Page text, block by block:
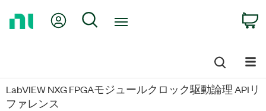
My Account
Search
LabVIEW NXG FPGAモジュールクロック駆動論理 APIリ
ファレンス